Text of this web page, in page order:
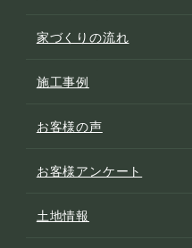
家づくりの流れ
施工事例
お客様の声
お客様アンケート
土地情報